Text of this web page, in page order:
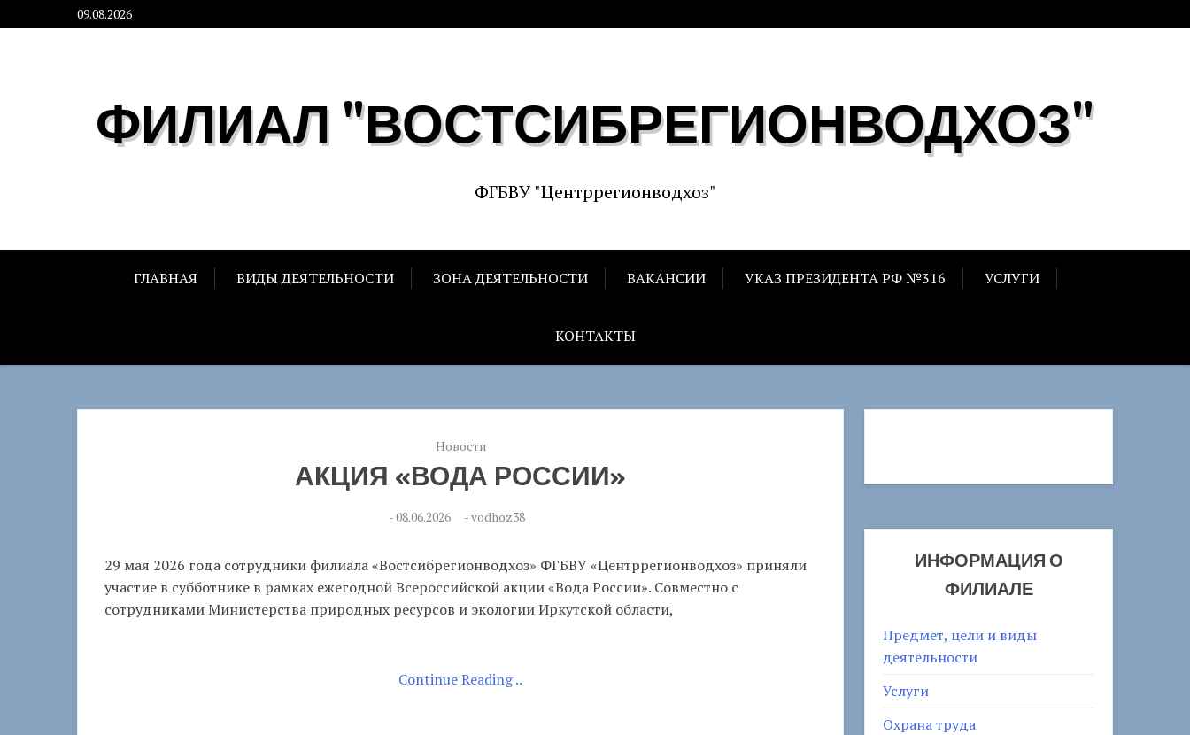
to
09.08.2026
ФИЛИАЛ "ВОСТСИБРЕГИОНВОДХОЗ"
ФГБВУ "Центррегионводхоз"
ГЛАВНАЯ ВИДЫ ДЕЯТЕЛЬНОСТИ ЗОНА ДЕЯТЕЛЬНОСТИ ВАКАНСИИ УКАЗ ПРЕЗИДЕНТА РФ №316 УСЛУГИ
КОНТАКТЫ
Новости
АКЦИЯ «ВОДА РОССИИ»
-08.06.2026 -vodhoz38
29 мая 2026 года сотрудники филиала «Востсибрегионводхоз» ФГБВУ «Центррегионводхоз» приняли
участие в субботнике в рамках ежегодной Всероссийской акции «Вода России». Совместно с
сотрудниками Министерства природных ресурсов и экологии Иркутской области,
Continue Reading ..
ИНФОРМАЦИЯ О
ФИЛИАЛЕ
Предмет, цели и виды
деятельности
Услуги
Охрана труда